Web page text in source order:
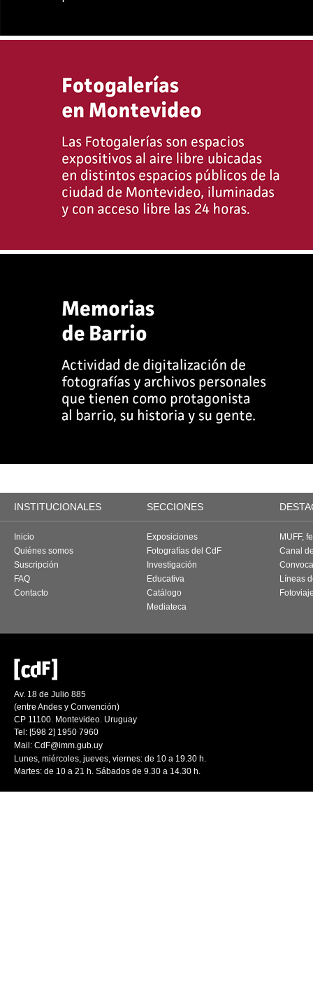
INSTITUCIONALES SECCIONES
Inicio
Quiénes somos
Suscripción
FAQ
Contacto
Exposiciones
Fotografías del CdF
Investigación
Educativa
Catálogo
Mediateca
MUFF,
Canal
Líneas
Av. 18 de Julio 885
(entre Andes y Convención)
CP 11100. Montevideo. Uruguay
Tel: [598 2] 1950 7960
Mail: CdF@imm.gub.uy
Lunes, miércoles, jueves, viernes: de 10 a 19.30 h.
Martes: de 10 a 21 h. Sábados de 9.30 a 14.30 h.